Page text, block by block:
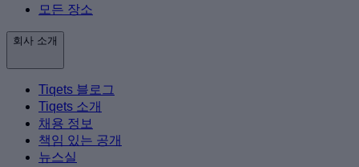
모든 장소
회사 소개
Tiqets 블로그
Tiqets 소개
채용 정보
책임 있는 공개
뉴스실